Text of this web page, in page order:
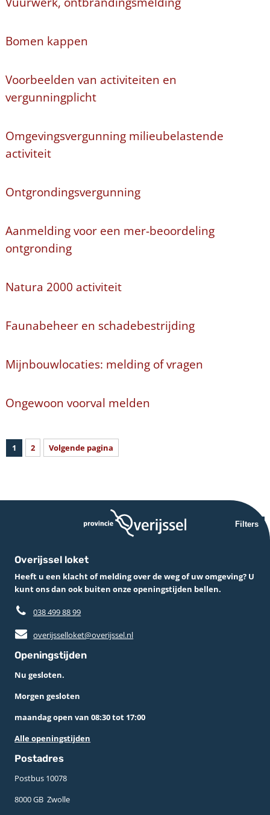
Bomen kappen
Voorbeelden van activiteiten en
vergunningplicht
Omgevingsvergunning milieubelastende
activiteit
Ontgrondingsvergunning
Aanmelding voor een mer-beoordeling
ontgronding
Natura 2000 activiteit
Faunabeheer en schadebestrijding
Mijnbouwlocaties: melding of vragen
Ongewoon voorval melden
1 2 Volgende pagina
Filters
Overijssel loket
Heeft u een klacht of melding over de weg of uw omgeving? U
kunt ons dan ook buiten onze openingstijden bellen.
038 499 88 99
overijsselloket@overijssel.nl
Openingstijden
Nu gesloten.
Morgen gesloten
maandag open van 08:30 tot 17:00
Alle openingstijden
Postadres
Postbus 10078 ­
8000 GB ­ Zwolle